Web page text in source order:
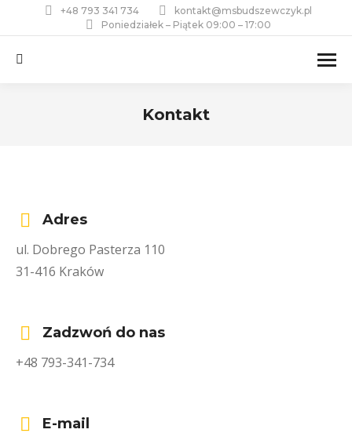
+48 793 341 734
kontakt@msbudszewczyk.pl
Poniedziałek – Piątek 09:00 – 17:00
Szukaj:
Kontakt
Adres
ul. Dobrego Pasterza 110
31-416 Kraków
Zadzwoń do nas
+48 793-341-734
E-mail